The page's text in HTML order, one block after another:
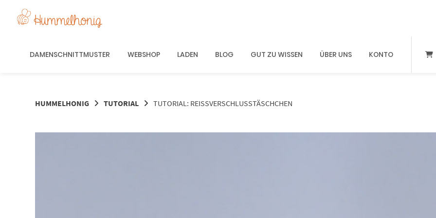
DAMENSCHNITTMUSTER WEBSHOP LADEN BLOG GUT ZU WISSEN ÜBER UNS KONTO
HUMMELHONIG TUTORIAL TUTORIAL: REISSVERSCHLUSSTÄSCHCHEN